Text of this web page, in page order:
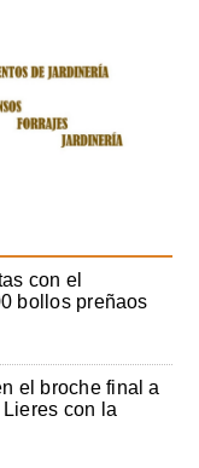
con el
bollos preñaos
el broche final a
con la